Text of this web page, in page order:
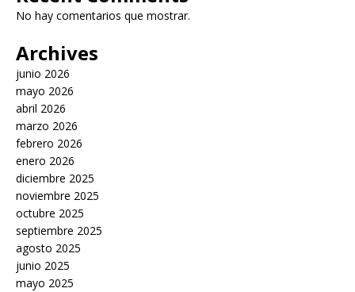
No hay comentarios que mostrar.
Archives
junio 2026
mayo 2026
abril 2026
marzo 2026
febrero 2026
enero 2026
diciembre 2025
noviembre 2025
octubre 2025
septiembre 2025
agosto 2025
junio 2025
mayo 2025